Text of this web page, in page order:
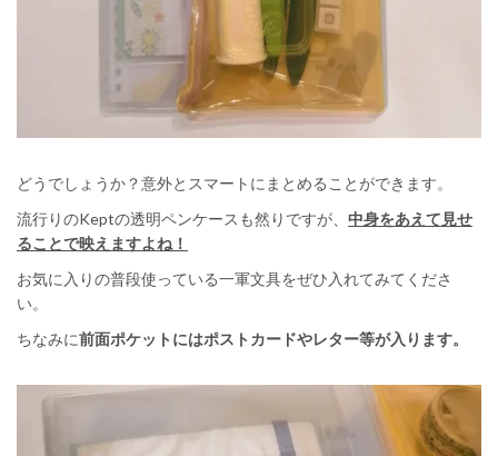
どうでしょうか？意外とスマートにまとめることができます。
流行りのKeptの透明ペンケースも然りですが、 中身をあえて見せ
ることで映えますよね！
お気に入りの普段使っている一軍文具をぜひ入れてみてくださ
い。
ちなみに前面ポケットにはポストカードやレター等が入ります。